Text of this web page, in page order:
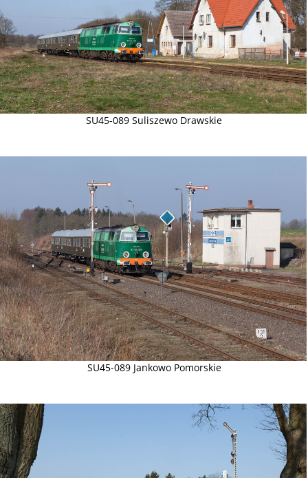
SU45-089 Suliszewo Drawskie
SU45-089 Jankowo Pomorskie